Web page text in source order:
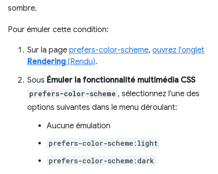
sombre.
Pour émuler cette condition:
Sur la page prefers-color-scheme, ouvrez l'onglet
Rendering (Rendu).
Sous Émuler la fonctionnalité multimédia CSS
prefers-color-scheme , sélectionnez l'une des
options suivantes dans le menu déroulant:
Aucune émulation
prefers-color-scheme:light
prefers-color-scheme:dark